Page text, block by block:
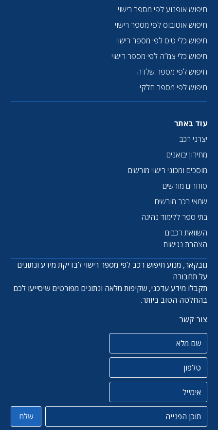
חיפוש אופנוע לפי מספר רישוי
חיפוש אוטובוס לפי מספר רישוי
חיפוש כלי טיס לפי מספר רישוי
חיפוש כלי צמ”ה לפי מספר רישוי
חיפוש לפי מספר שלדה
חיפוש לפי מספר חלקי
עוד באתר
יצרני רכב
מחירון יבואנים
מוסכים ומכוני רישוי מורשים
סוחרים מורשים
שמאי רכב מורשים
בתי ספר ללימוד נהיגה
השוואת רכבים
הצהרת נגישות
גובקאר, מנוע חיפוש רכב לפי מספר רישוי לבדיקת מידע ונתונים
על תחבורה
תקבלו מידע עדכני, שקיפות מלאה ונתונים מפורטים שיסייעו לכם
בהחלטה הטוב ביותר.
צור קשר
שם מלא
טלפון
אימייל
תוכן הפניה שלח